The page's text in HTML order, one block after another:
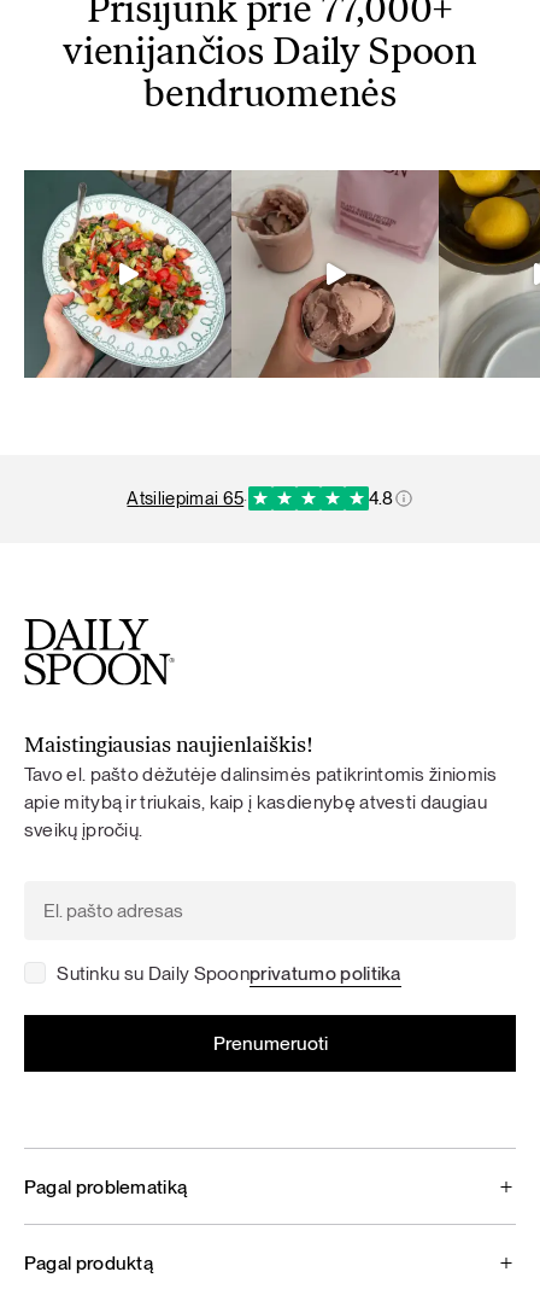
Prisijunk prie 77,000+
vienijančios Daily Spoon
bendruomenės
atsiliepimai 65· 4.8
Maistingiausias naujienlaiškis!
Tavo el. pašto dėžutėje dalinsimės patikrintomis žiniomis
apie mitybą ir triukais, kaip į kasdienybę atvesti daugiau
sveikų įpročių.
Sutinku su Daily Spoonprivatumo politika
Pagal problematiką
Pagal produktą